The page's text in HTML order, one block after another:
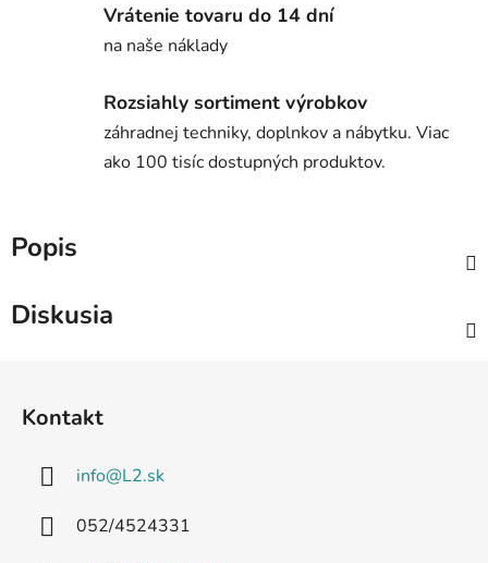
Vrátenie tovaru do 14 dní
na naše náklady
Rozsiahly sortiment výrobkov
záhradnej techniky, doplnkov a nábytku. Viac
ako 100 tisíc dostupných produktov.
Popis
Diskusia
Kontakt
info@L2.sk
052/4524331